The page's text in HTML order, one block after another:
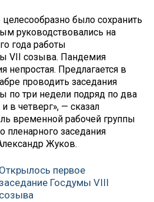
целесообразно было сохранить
руководствовались на
года работы
VII созыва. Пандемия
непростая. Предлагается в
проводить заседания
по три недели подряд по два
в четверг», — сказал
временной рабочей группы
пленарного заседания
Жуков.
Открылось первое
заседание Госдумы VIII
созыва